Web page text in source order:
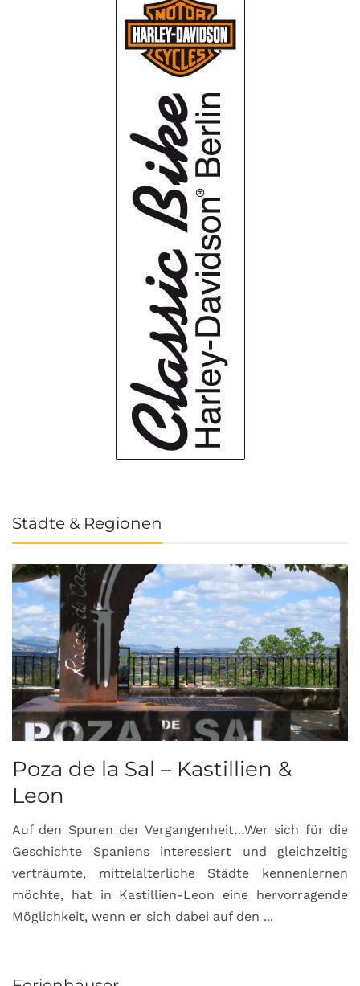
Städte & Regionen
Poza de la Sal – Kastillien &
Leon
Auf den Spuren der Vergangenheit…Wer sich für die
Geschichte Spaniens interessiert und gleichzeitig
verträumte, mittelalterliche Städte kennenlernen
möchte, hat in Kastillien-Leon eine hervorragende
Möglichkeit, wenn er sich dabei auf den ...